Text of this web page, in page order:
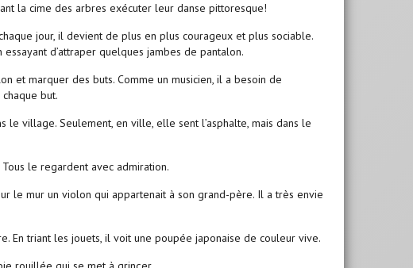
la cime des arbres exécuter leur danse pittoresque!
jour, il devient de plus en plus courageux et plus sociable.
d’attraper quelques jambes de pantalon.
et marquer des buts. Comme un musicien, il a besoin de
but.
le village. Seulement, en ville, elle sent l’asphalte, mais dans le
le regardent avec admiration.
le mur un violon qui appartenait à son grand-père. Il a très envie
En triant les jouets, il voit une poupée japonaise de couleur vive.